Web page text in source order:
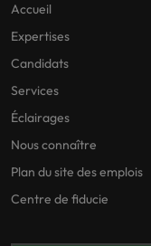
Accueil
Expertises
Candidats
Services
Éclairages
Nous connaître
Plan du site des emplois
Centre de fiducie